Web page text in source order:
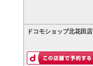
ドコモショップ北花田店